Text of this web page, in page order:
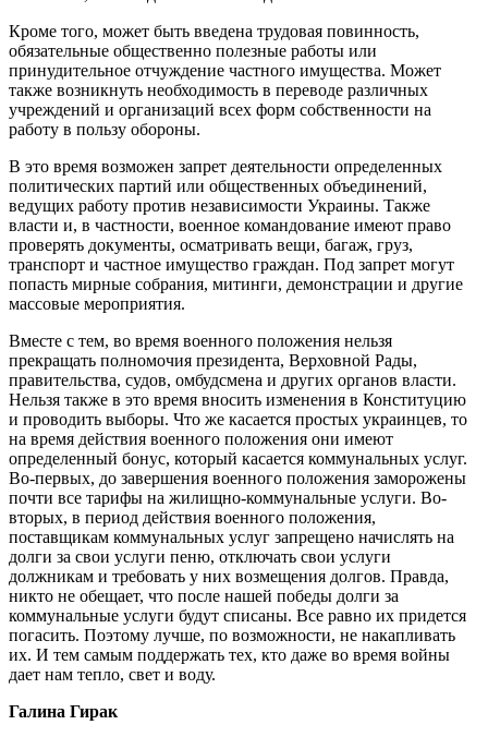
Кроме того, может быть введена трудовая повинность,
обязательные общественно полезные работы или
принудительное отчуждение частного имущества. Может
также возникнуть необходимость в переводе различных
учреждений и организаций всех форм собственности на
работу в пользу обороны.
В это время возможен запрет деятельности определенных
политических партий или общественных объединений,
ведущих работу против независимости Украины. Также
власти и, в частности, военное командование имеют право
проверять документы, осматривать вещи, багаж, груз,
транспорт и частное имущество граждан. Под запрет могут
попасть мирные собрания, митинги, демонстрации и другие
массовые мероприятия.
Вместе с тем, во время военного положения нельзя
прекращать полномочия президента, Верховной Рады,
правительства, судов, омбудсмена и других органов власти.
Нельзя также в это время вносить изменения в Конституцию
и проводить выборы. Что же касается простых украинцев, то
на время действия военного положения они имеют
определенный бонус, который касается коммунальных услуг.
Во-первых, до завершения военного положения заморожены
почти все тарифы на жилищно-коммунальные услуги. Во-
вторых, в период действия военного положения,
поставщикам коммунальных услуг запрещено начислять на
долги за свои услуги пеню, отключать свои услуги
должникам и требовать у них возмещения долгов. Правда,
никто не обещает, что после нашей победы долги за
коммунальные услуги будут списаны. Все равно их придется
погасить. Поэтому лучше, по возможности, не накапливать
их. И тем самым поддержать тех, кто даже во время войны
дает нам тепло, свет и воду.
Галина Гирак